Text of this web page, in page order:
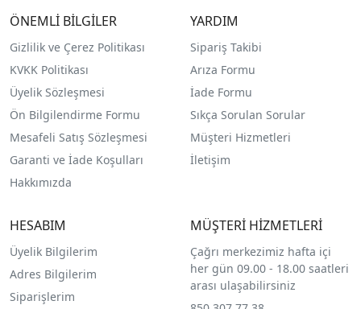
ÖNEMLİ BİLGİLER
Gizlilik ve Çerez Politikası
KVKK Politikası
Üyelik Sözleşmesi
Ön Bilgilendirme Formu
Mesafeli Satış Sözleşmesi
Garanti ve İade Koşulları
Hakkımızda
YARDIM
Sipariş Takibi
Arıza Formu
İade Formu
Sıkça Sorulan Sorular
Müşteri Hizmetleri
İletişim
HESABIM
Üyelik Bilgilerim
Adres Bilgilerim
Siparişlerim
MÜŞTERİ HİZMETLERİ
Çağrı merkezimiz hafta içi
her gün 09.00 - 18.00 saatleri
arası ulaşabilirsiniz